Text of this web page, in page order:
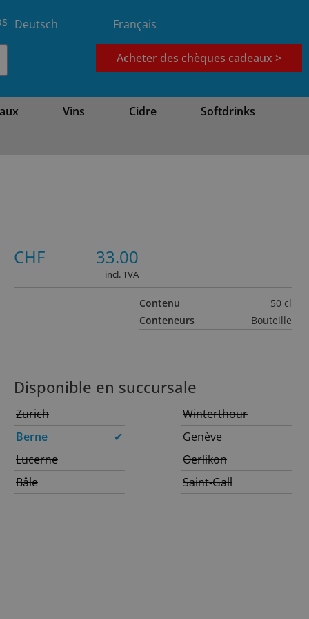
Deutsch Français
Acheter des chèques cadeaux >
Vins Cidre Softdrinks
CHF 33.00
incl. TVA
Contenu
50 cl
Conteneurs
Bouteille
Disponible en succursale
Zurich
Berne
✔
Lucerne
Bâle
Winterthour
Genève
Oerlikon
Saint-Gall